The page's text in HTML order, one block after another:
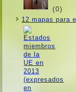
(0)
12 mapas para